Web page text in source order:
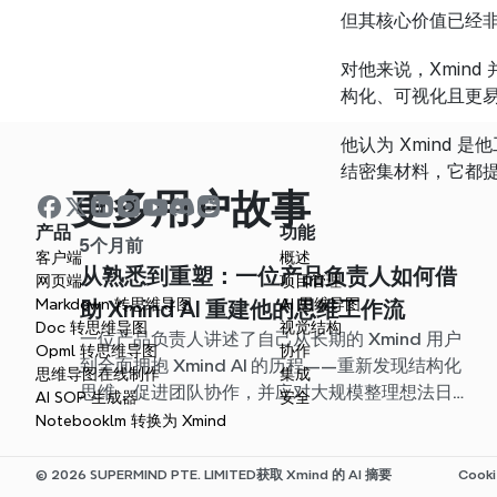
但其核心价值已经
对他来说，Xmind
构化、可视化且更
他认为 Xmind 是
结密集材料，它都
更多用户故事
5个月前
从熟悉到重塑：一位产品负责人如何借
助 Xmind AI 重建他的思维工作流
一位产品负责人讲述了自己从长期的 Xmind 用户
到全面拥抱 Xmind AI 的历程——重新发现结构化
思维，促进团队协作，并应对大规模整理想法日益
增长的挑战。
产品
客户端
网页端
Markdown 转思维导图
Doc 转思维导图
Opml 转思维导图
思维导图在线制作
AI SOP 生成器
Notebooklm 转换为 Xmind
功能
概述
项目管理
AI 思维导图
视觉结构
协作
集成
安全
© 2026 SUPERMIND PTE. LIMITED获取 Xmind 的 AI 摘要